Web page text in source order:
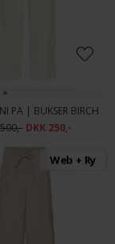
PA | BUKSER BIRCH
DKK 250,-
Web + Ry